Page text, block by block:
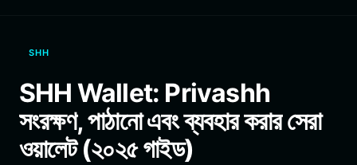
繁體中文
Português (Portugal)
Bahasa Indonesia
ภาษาไทย
SHH
SHH Wallet: Privashh
সংরক্ষণ, পাঠানো এবং ব্যবহার করার সেরা
ওয়ালেট (২০২৫ গাইড)